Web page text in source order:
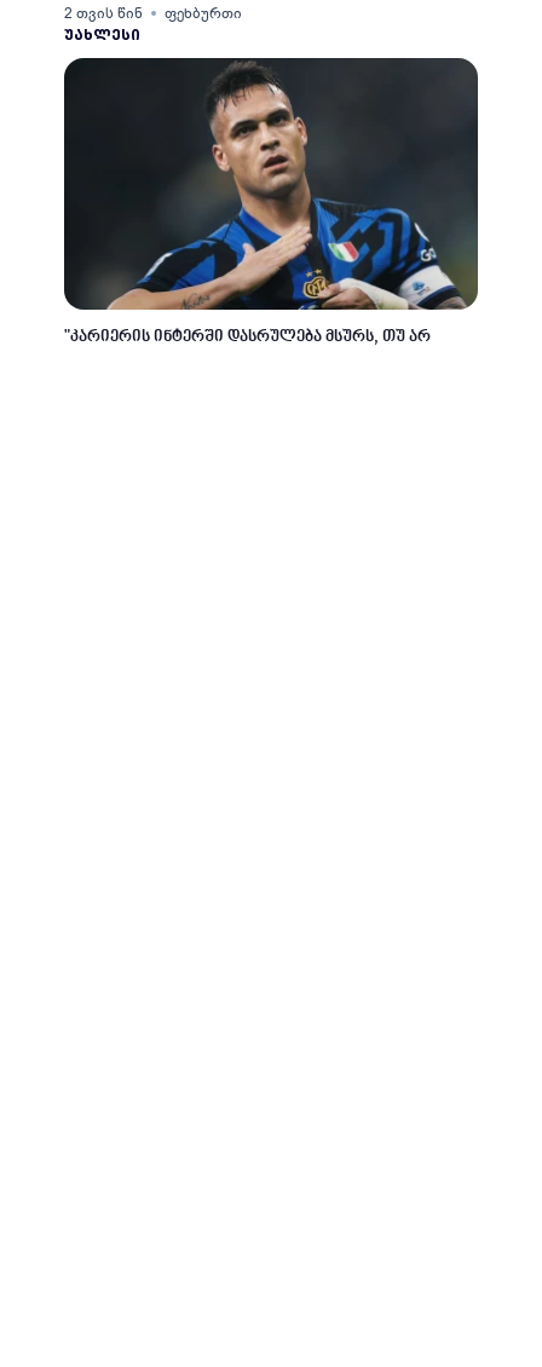
2 თვის წინ ფეხბურთი
ᲣᲐᲮᲚᲔᲡᲘ
"კარიერის ინტერში დასრულება მსურს, თუ არ